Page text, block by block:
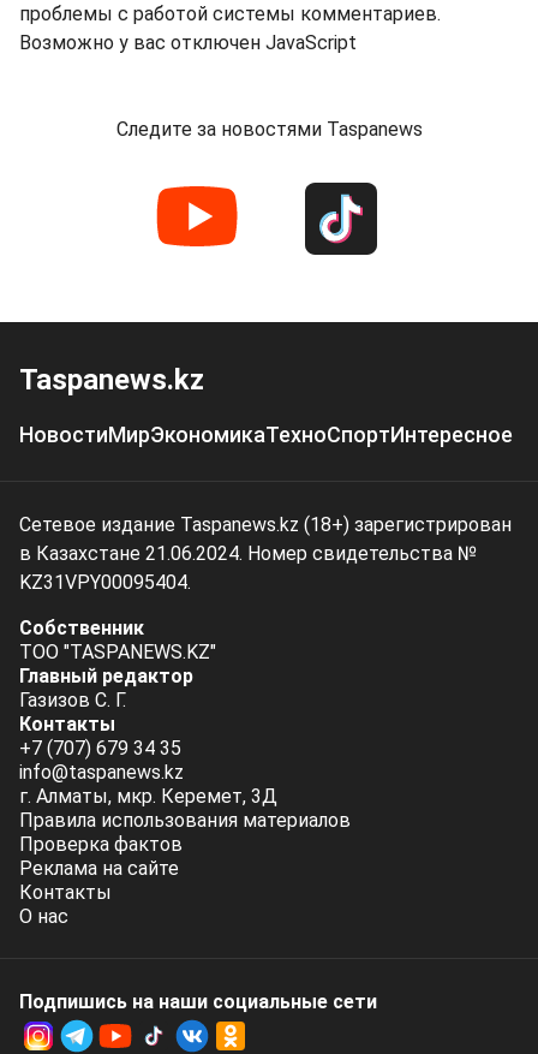
проблемы с работой системы комментариев.
Возможно у вас отключен JavaScript
Следите за новостями Taspanews
Taspanews.kz
НовостиМирЭкономикаТехноСпортИнтересное
Сетевое издание Taspanews.kz (18+) зарегистрирован
в Казахстане 21.06.2024. Номер свидетельства №
KZ31VPY00095404.
Собственник
ТОО "TASPANEWS.KZ"
Главный редактор
Газизов С. Г.
Контакты
+7 (707) 679 34 35
info@taspanews.kz
г. Алматы, мкр. Керемет, 3Д
Правила использования материалов
Проверка фактов
Реклама на сайте
Контакты
О нас
Подпишись на наши социальные cети